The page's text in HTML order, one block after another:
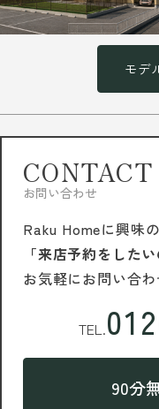
モデ
お問い合わせ
Raku Homeに興味
「来店予約をした
お気軽にお問い合わ
TEL.
90分